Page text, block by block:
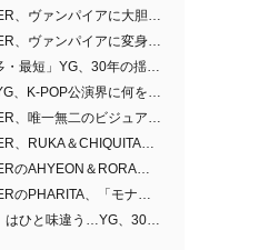
BABYMONSTER、ヴァンパイアに大胆変身…YouTubeトレンド1位を獲得
BABYMONSTER、ヴァンパイアに変身…「MOON」で3か月にわたるプロジェクトを締めくくる
「史上初・最多・最短」YG、30年の揺るぎない信念が切り開いたK-POPツアーの新境地
創立30周年のYG、K-POP公演界に何を残したのか
BABYMONSTER、唯一無二のビジュアルと圧倒的な表現力…『MOON』
BABYMONSTER、RUKA＆CHIQUITAの「MOON」ビジュアルを公開…洗練されたカリスマ性・ユニークなビジュアル
BABYMONSTERのAHYEON＆RORA、ダークコンセプトを完璧に表現…「MOON」ビジュアルフォト公開
BABYMONSTERのPHARITA、「モナリザ眉」も完璧にものにする…ASAと放つ強烈なオーラ
「公演の名家」はひと味違う…YG、30年にわたり積み重ねてきた「体験する音楽」の力